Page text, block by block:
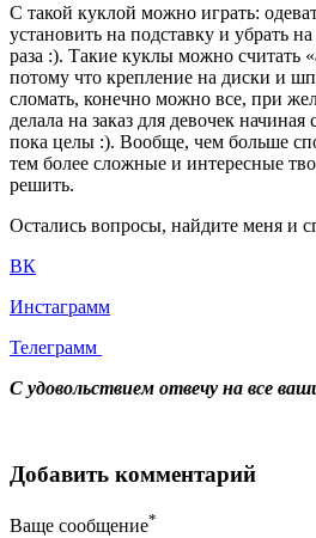
С такой куклой можно играть:
установить на подставку и убрать
раза :). Такие куклы можно считать
потому что крепление на диски и
сломать, конечно можно все, при
делала на заказ для девочек
пока целы :). Вообще, чем больше
тем более сложные и интересные
решить.
Остались вопросы, найдите меня и
ВК
Инстаграмм
Телеграмм
С удовольствием отвечу на все
Добавить комментарий
Ваще сообщение*